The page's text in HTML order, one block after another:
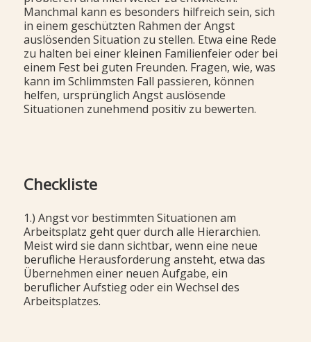
Manchmal kann es besonders hilfreich sein, sich
in einem geschützten Rahmen der Angst
auslösenden Situation zu stellen. Etwa eine Rede
zu halten bei einer kleinen Familienfeier oder bei
einem Fest bei guten Freunden. Fragen, wie, was
kann im Schlimmsten Fall passieren, können
helfen, ursprünglich Angst auslösende
Situationen zunehmend positiv zu bewerten.
Checkliste
1.) Angst vor bestimmten Situationen am
Arbeitsplatz geht quer durch alle Hierarchien.
Meist wird sie dann sichtbar, wenn eine neue
berufliche Herausforderung ansteht, etwa das
Übernehmen einer neuen Aufgabe, ein
beruflicher Aufstieg oder ein Wechsel des
Arbeitsplatzes.